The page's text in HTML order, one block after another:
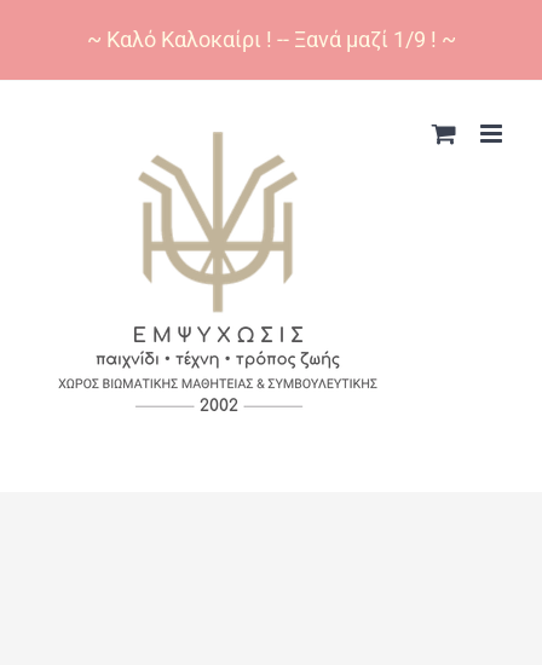
~ Καλό Καλοκαίρι ! -- Ξανά μαζί 1/9 ! ~